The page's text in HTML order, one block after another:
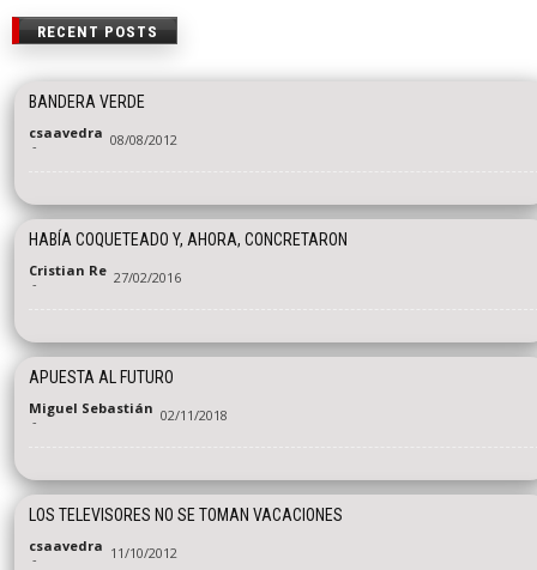
RECENT POSTS
BANDERA VERDE
csaavedra
- 08/08/2012
HABÍA COQUETEADO Y, AHORA, CONCRETARON
Cristian Re
- 27/02/2016
APUESTA AL FUTURO
Miguel Sebastián
- 02/11/2018
LOS TELEVISORES NO SE TOMAN VACACIONES
csaavedra
- 11/10/2012